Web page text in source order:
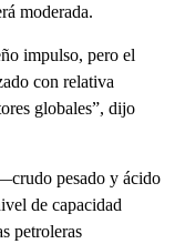
moderada.
impulso, pero el
con relativa
globales”, dijo
pesado y ácido
de capacidad
petroleras